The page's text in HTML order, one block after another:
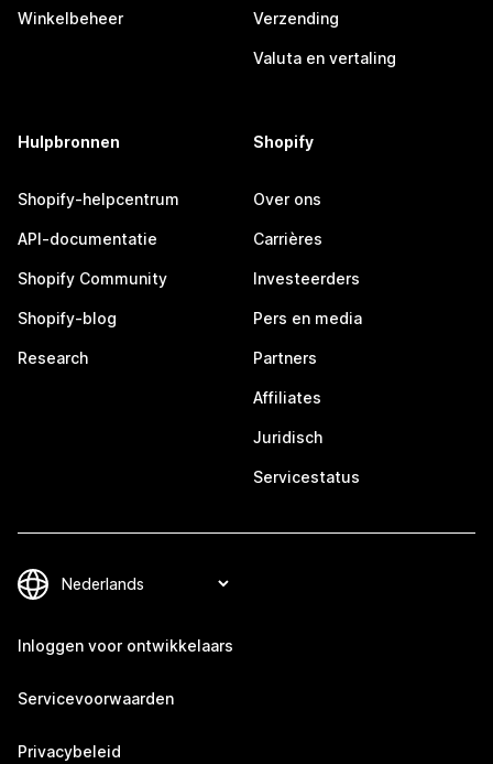
Winkelbeheer Verzending
Valuta en vertaling
Hulpbronnen
Shopify-helpcentrum
API-documentatie
Shopify Community
Shopify-blog
Research
Shopify
Over ons
Carrières
Investeerders
Pers en media
Partners
Affiliates
Juridisch
Servicestatus
Inloggen voor ontwikkelaars
Servicevoorwaarden
Privacybeleid